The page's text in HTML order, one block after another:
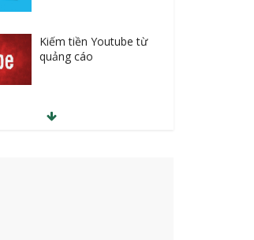
Kiếm tiền Youtube từ
quảng cáo
30 Tuyệt chiêu gia tăng